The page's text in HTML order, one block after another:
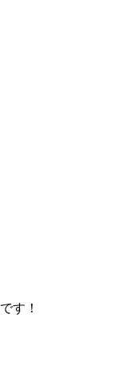
です！